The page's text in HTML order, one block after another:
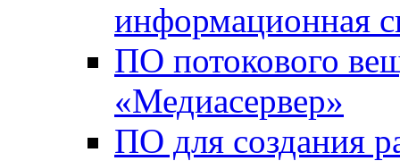
информационная
ПО потокового
«Медиасервер»
ПО для создания